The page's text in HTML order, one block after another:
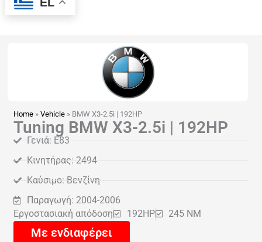
Home »Vehicle » BMW X3-2.5i | 192HP
Tuning BMW X3-2.5i | 192HP
Γενιά: Ε83
Κινητήρας: 2494
Καύσιμο: Βενζίνη
Παραγωγή: 2004-2006
Εργοστασιακή απόδοση
192HP 245 NM
Με ενδιαφέρει